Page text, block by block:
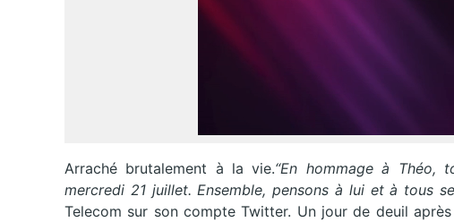
Arraché brutalement à la vie.“En hommage à Théo,
mercredi 21 juillet. Ensemble, pensons à lui et à tous
Telecom sur son compte Twitter. Un jour de deuil après